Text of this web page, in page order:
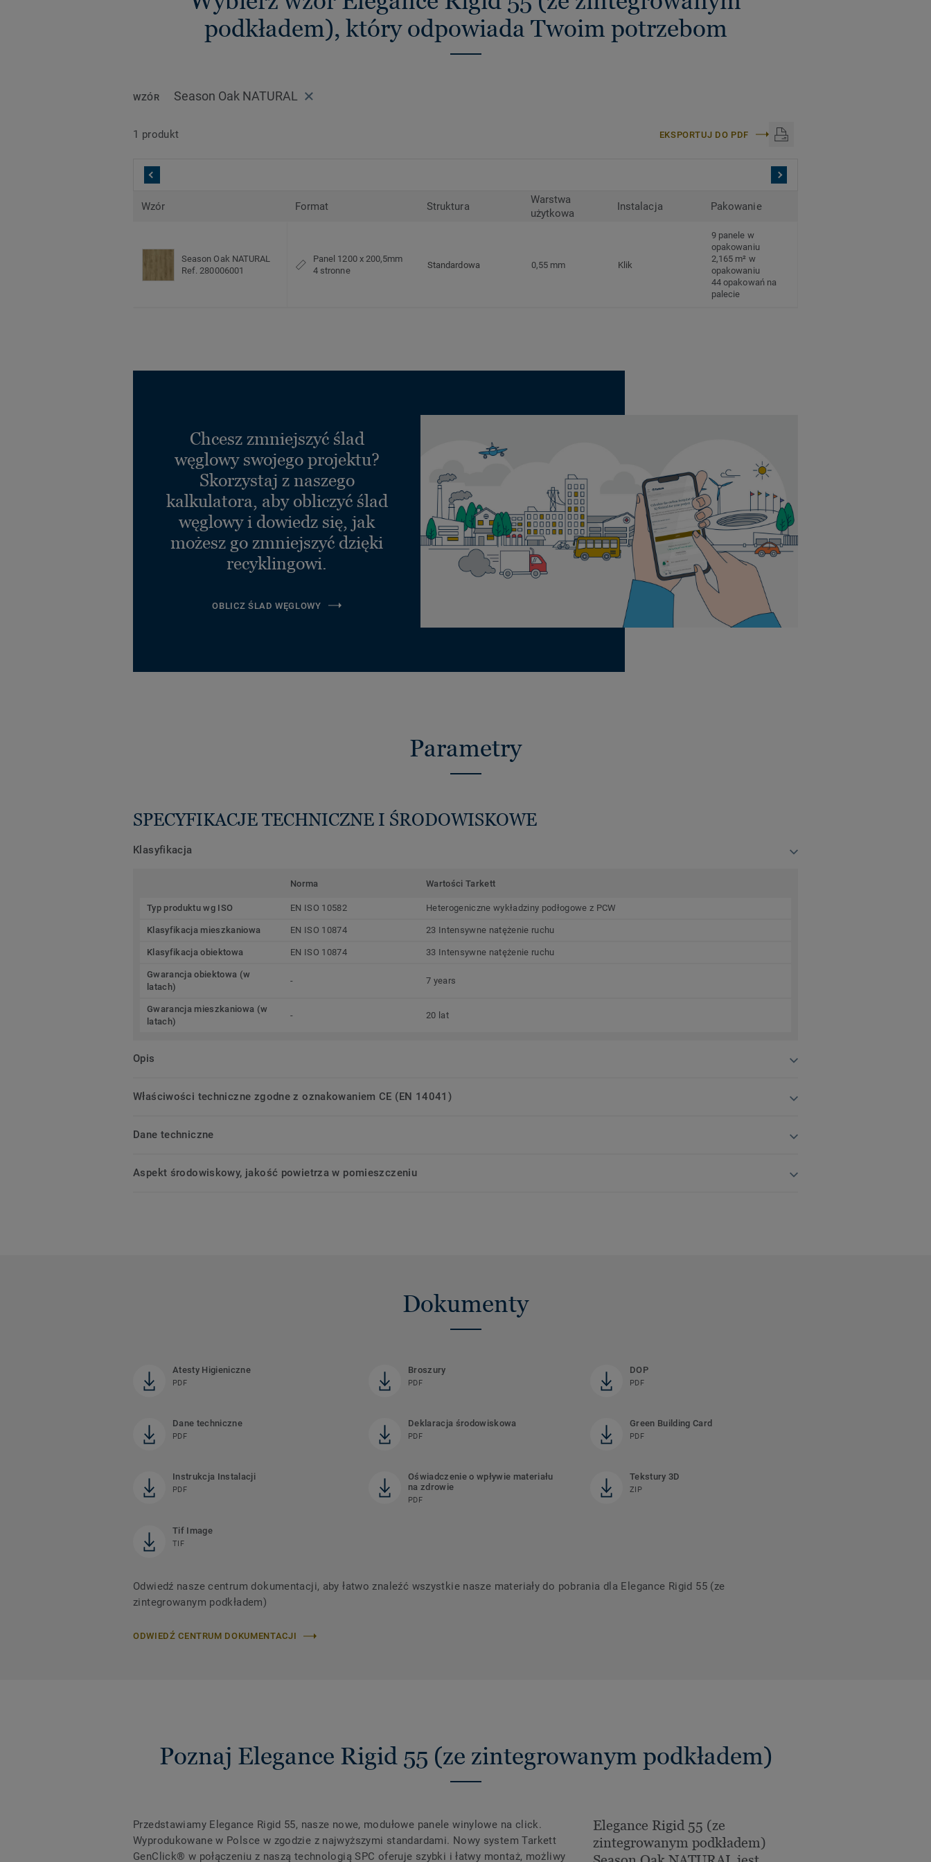
podkładem), który odpowiada Twoim potrzebom
WZÓR Season Oak NATURAL
1 produkt EKSPORTUJ DO PDF
Wzór Format Struktura
Warstwa
użytkowa
Instalacja Pakowanie
Season Oak NATURAL
Ref. 280006001
Panel 1200 x 200,5mm
4 stronne
Standardowa 0,55 mm Klik
9 panele w
opakowaniu
2,165 m² w
opakowaniu
44 opakowań na
palecie
Chcesz zmniejszyć ślad
węglowy swojego projektu?
Skorzystaj z naszego
kalkulatora, aby obliczyć ślad
węglowy i dowiedz się, jak
możesz go zmniejszyć dzięki
recyklingowi.
OBLICZ ŚLAD WĘGLOWY
Parametry
SPECYFIKACJE TECHNICZNE I ŚRODOWISKOWE
Klasyfikacja
Norma Wartości Tarkett
Typ produktu wg ISO EN ISO 10582 Heterogeniczne wykładziny podłogowe z PCW
Klasyfikacja mieszkaniowa EN ISO 10874 23 Intensywne natężenie ruchu
Klasyfikacja obiektowa EN ISO 10874 33 Intensywne natężenie ruchu
Gwarancja obiektowa (w
latach)
- 7 years
Gwarancja mieszkaniowa (w
latach)
- 20 lat
Opis
Właściwości techniczne zgodne z oznakowaniem CE (EN 14041)
Dane techniczne
Aspekt środowiskowy, jakość powietrza w pomieszczeniu
Dokumenty
Atesty Higieniczne
PDF
Broszury
PDF
DOP
PDF
Dane techniczne
PDF
Deklaracja środowiskowa
PDF
Green Building Card
PDF
Instrukcja Instalacji
PDF
Oświadczenie o wpływie materiału
na zdrowie
PDF
Tekstury 3D
ZIP
Tif Image
TIF
Odwiedź nasze centrum dokumentacji, aby łatwo znaleźć wszystkie nasze materiały do ​​pobrania dla Elegance Rigid 55 (ze
zintegrowanym podkładem)
ODWIEDŹ CENTRUM DOKUMENTACJI
Poznaj Elegance Rigid 55 (ze zintegrowanym podkładem)
Przedstawiamy Elegance Rigid 55, nasze nowe, modułowe panele winylowe na click.
Wyprodukowane w Polsce w zgodzie z najwyższymi standardami. Nowy system Tarkett
GenClick® w połączeniu z naszą technologią SPC oferuje szybki i łatwy montaż, możliwy
Elegance Rigid 55 (ze
zintegrowanym podkładem)